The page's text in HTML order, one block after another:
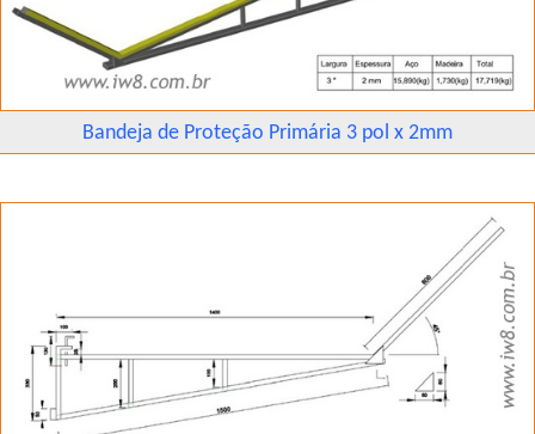
Bandeja de Proteção Primária 3 pol x 2mm